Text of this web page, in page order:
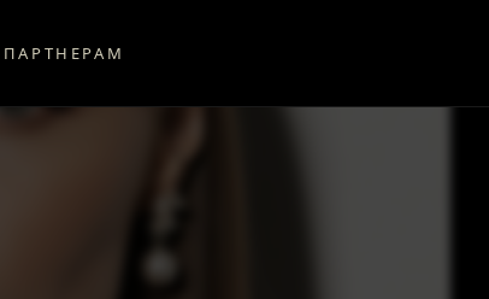
ПАРТНЕРАМ